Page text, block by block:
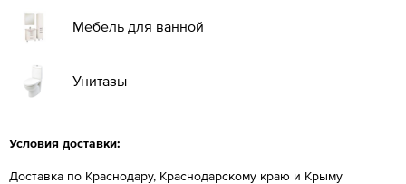
Мебель для ванной
Унитазы
Условия доставки:
Доставка по Краснодару, Краснодарскому краю и Крыму